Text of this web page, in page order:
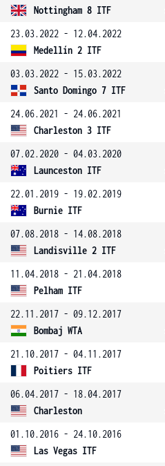
Nottingham 8 ITF
23.03.2022 - 12.04.2022
Medellín 2 ITF
03.03.2022 - 15.03.2022
Santo Domingo 7 ITF
24.06.2021 - 24.06.2021
Charleston 3 ITF
07.02.2020 - 04.03.2020
Launceston ITF
22.01.2019 - 19.02.2019
Burnie ITF
07.08.2018 - 14.08.2018
Landisville 2 ITF
11.04.2018 - 21.04.2018
Pelham ITF
22.11.2017 - 09.12.2017
Bombaj WTA
21.10.2017 - 04.11.2017
Poitiers ITF
06.04.2017 - 18.04.2017
Charleston
01.10.2016 - 24.10.2016
Las Vegas ITF